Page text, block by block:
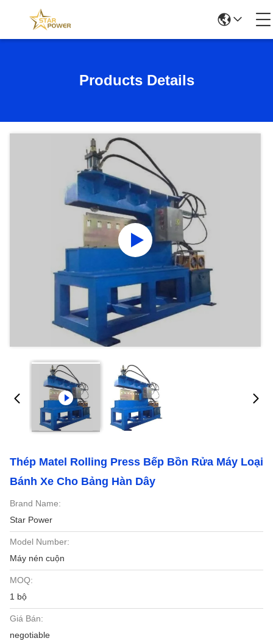
Products Details
Thép Matel Rolling Press Bếp Bồn Rửa Máy Loại
Bánh Xe Cho Bảng Hàn Dây
Brand Name:
Star Power
Model Number:
Máy nén cuộn
MOQ:
1 bộ
Giá Bán:
negotiable